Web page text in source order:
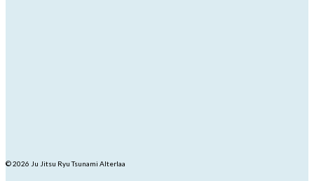
© 2026 Ju Jitsu Ryu Tsunami Alterlaa